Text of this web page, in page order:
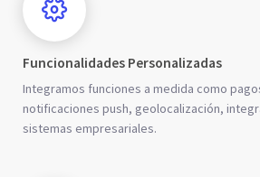
Funcionalidades Personalizadas
Integramos funciones a medida como
notificaciones push, geolocalización,
sistemas empresariales.